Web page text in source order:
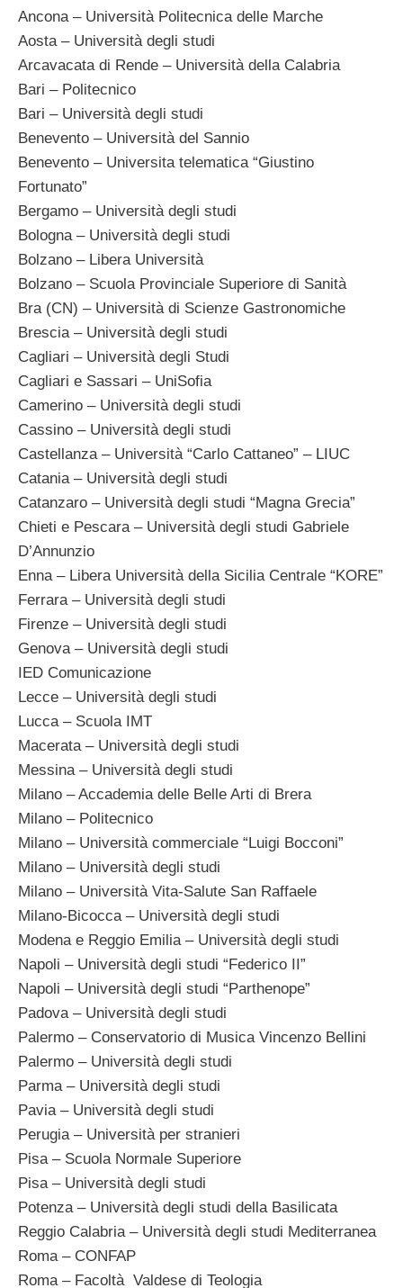
Ancona – Università Politecnica delle Marche
Aosta – Università degli studi
Arcavacata di Rende – Università della Calabria
Bari – Politecnico
Bari – Università degli studi
Benevento – Università del Sannio
Benevento – Universita telematica “Giustino
Fortunato”
Bergamo – Università degli studi
Bologna – Università degli studi
Bolzano – Libera Università
Bolzano – Scuola Provinciale Superiore di Sanità
Bra (CN) – Università di Scienze Gastronomiche
Brescia – Università degli studi
Cagliari – Università degli Studi
Cagliari e Sassari – UniSofia
Camerino – Università degli studi
Cassino – Università degli studi
Castellanza – Università “Carlo Cattaneo” – LIUC
Catania – Università degli studi
Catanzaro – Università degli studi “Magna Grecia”
Chieti e Pescara – Università degli studi Gabriele
D’Annunzio
Enna – Libera Università della Sicilia Centrale “KORE”
Ferrara – Università degli studi
Firenze – Università degli studi
Genova – Università degli studi
IED Comunicazione
Lecce – Università degli studi
Lucca – Scuola IMT
Macerata – Università degli studi
Messina – Università degli studi
Milano – Accademia delle Belle Arti di Brera
Milano – Politecnico
Milano – Università commerciale “Luigi Bocconi”
Milano – Università degli studi
Milano – Università Vita-Salute San Raffaele
Milano-Bicocca – Università degli studi
Modena e Reggio Emilia – Università degli studi
Napoli – Università degli studi “Federico II”
Napoli – Università degli studi “Parthenope”
Padova – Università degli studi
Palermo – Conservatorio di Musica Vincenzo Bellini
Palermo – Università degli studi
Parma – Università degli studi
Pavia – Università degli studi
Perugia – Università per stranieri
Pisa – Scuola Normale Superiore
Pisa – Università degli studi
Potenza – Università degli studi della Basilicata
Reggio Calabria – Università degli studi Mediterranea
Roma – CONFAP
Roma – Facoltà Valdese di Teologia